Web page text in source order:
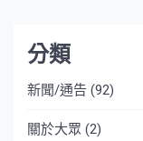
分類
新聞/通告 (92)
關於大眾 (2)